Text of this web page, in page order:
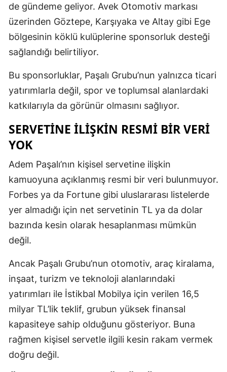
de gündeme geliyor. Avek Otomotiv markası
üzerinden Göztepe, Karşıyaka ve Altay gibi Ege
bölgesinin köklü kulüplerine sponsorluk desteği
sağlandığı belirtiliyor.
Bu sponsorluklar, Paşalı Grubu’nun yalnızca ticari
yatırımlarla değil, spor ve toplumsal alanlardaki
katkılarıyla da görünür olmasını sağlıyor.
SERVETİNE İLİŞKİN RESMİ BİR VERİ
YOK
Adem Paşalı’nın kişisel servetine ilişkin
kamuoyuna açıklanmış resmi bir veri bulunmuyor.
Forbes ya da Fortune gibi uluslararası listelerde
yer almadığı için net servetinin TL ya da dolar
bazında kesin olarak hesaplanması mümkün
değil.
Ancak Paşalı Grubu’nun otomotiv, araç kiralama,
inşaat, turizm ve teknoloji alanlarındaki
yatırımları ile İstikbal Mobilya için verilen 16,5
milyar TL’lik teklif, grubun yüksek finansal
kapasiteye sahip olduğunu gösteriyor. Buna
rağmen kişisel servetle ilgili kesin rakam vermek
doğru değil.